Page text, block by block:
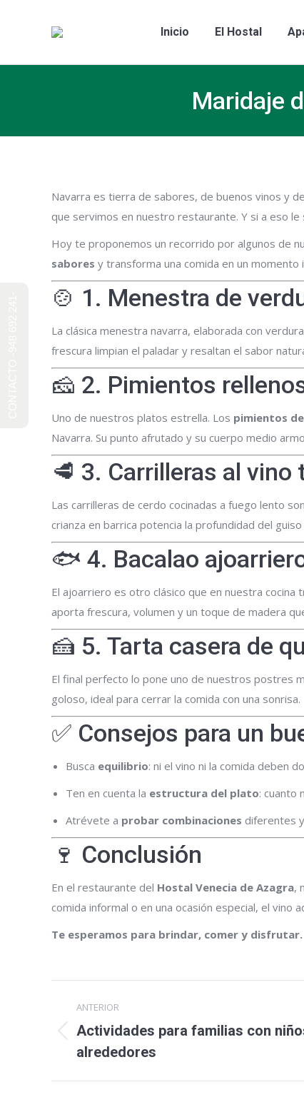
Inicio El Hostal
Maridaje
Navarra es tierra de sabores, de buenos vinos y
que servimos en nuestro restaurante. Y si a eso
Hoy te proponemos un recorrido por algunos de
sabores y transforma una comida en un momento
🍲 1. Menestra de
La clásica menestra navarra, elaborada con
frescura limpian el paladar y resaltan el sabor
🧀 2. Pimientos
Uno de nuestros platos estrella. Los pimientos
Navarra. Su punto afrutado y su cuerpo medio
🥩 3. Carrilleras al
Las carrilleras de cerdo cocinadas a fuego lento
crianza en barrica potencia la profundidad del
🐟 4. Bacalao
El ajoarriero es otro clásico que en nuestra
aporta frescura, volumen y un toque de madera
🍰 5. Tarta casera de
El final perfecto lo pone uno de nuestros postres
goloso, ideal para cerrar la comida con una sonrisa.
✅ Consejos para un
Busca equilibrio: ni el vino ni la comida deben
Ten en cuenta la estructura del plato: cuanto
Atrévete a probar combinaciones diferentes
🍷 Conclusión
En el restaurante del Hostal Venecia de Azagra,
comida informal o en una ocasión especial, el vino
Te esperamos para brindar, comer y disfrutar.
entre
entradas
ANTERIOR
Entrada
anterior:
Actividades para familias con
alrededores